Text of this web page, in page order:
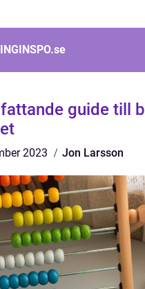
se
guide till
2023 Jon Larsson